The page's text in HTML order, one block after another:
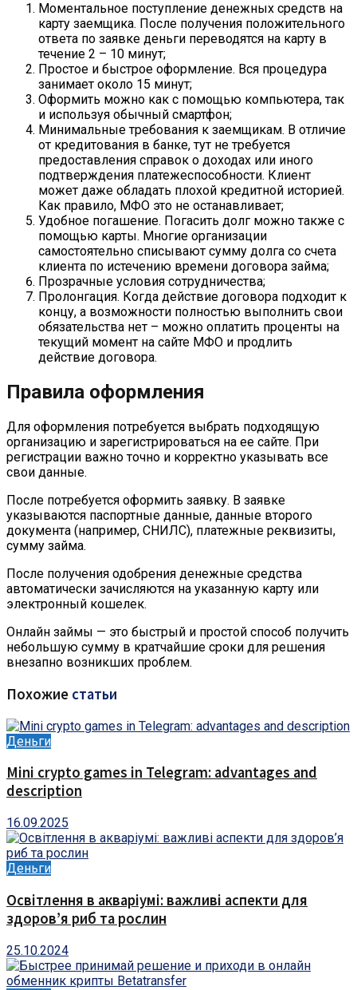
Моментальное поступление денежных средств на
карту заемщика. После получения положительного
ответа по заявке деньги переводятся на карту в
течение 2 – 10 минут;
Простое и быстрое оформление. Вся процедура
занимает около 15 минут;
Оформить можно как с помощью компьютера, так
и используя обычный смартфон;
Минимальные требования к заемщикам. В отличие
от кредитования в банке, тут не требуется
предоставления справок о доходах или иного
подтверждения платежеспособности. Клиент
может даже обладать плохой кредитной историей.
Как правило, МФО это не останавливает;
Удобное погашение. Погасить долг можно также с
помощью карты. Многие организации
самостоятельно списывают сумму долга со счета
клиента по истечению времени договора займа;
Прозрачные условия сотрудничества;
Пролонгация. Когда действие договора подходит к
концу, а возможности полностью выполнить свои
обязательства нет – можно оплатить проценты на
текущий момент на сайте МФО и продлить
действие договора.
Правила оформления
Для оформления потребуется выбрать подходящую
организацию и зарегистрироваться на ее сайте. При
регистрации важно точно и корректно указывать все
свои данные.
После потребуется оформить заявку. В заявке
указываются паспортные данные, данные второго
документа (например, СНИЛС), платежные реквизиты,
сумму займа.
После получения одобрения денежные средства
автоматически зачисляются на указанную карту или
электронный кошелек.
Онлайн займы — это быстрый и простой способ получить
небольшую сумму в кратчайшие сроки для решения
внезапно возникших проблем.
Похожие статьи
Деньги
Mini crypto games in Telegram: advantages and
description
16.09.2025
Деньги
Освітлення в акваріумі: важливі аспекти для
здоров’я риб та рослин
25.10.2024